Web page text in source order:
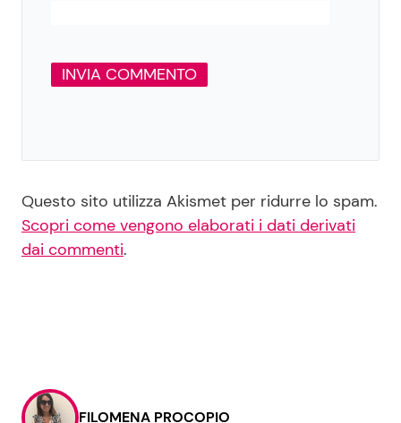
Questo sito utilizza Akismet per ridurre lo spam.
Scopri come vengono elaborati i dati derivati
dai commenti.
FILOMENA PROCOPIO